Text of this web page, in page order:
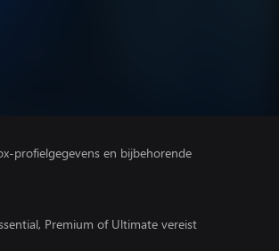
profielgegevens en bijbehorende
Premium of Ultimate vereist